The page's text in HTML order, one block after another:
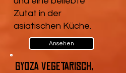
Zutat in der
asiatischen Küche.
Ansehen
Gyoza vegetarisch,